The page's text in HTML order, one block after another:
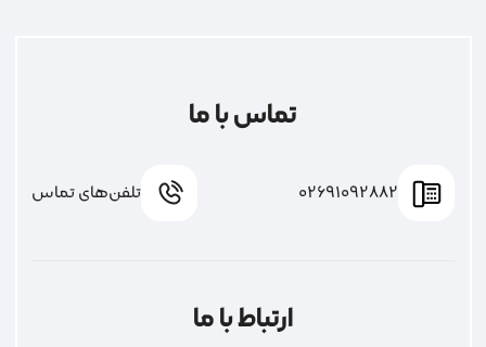
تماس با ما
02691092882 تلفن‌های تماس
ارتباط با ما